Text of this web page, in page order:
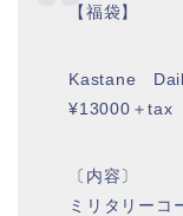
【福袋】
Kastane
¥13000＋tax
〔内容〕
ミリタリーコ